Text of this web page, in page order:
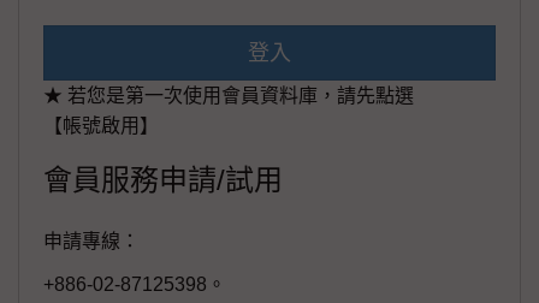
登入
★ 若您是第一次使用會員資料庫，請先點選
【帳號啟用】
會員服務申請/試用
申請專線：
+886-02-87125398。